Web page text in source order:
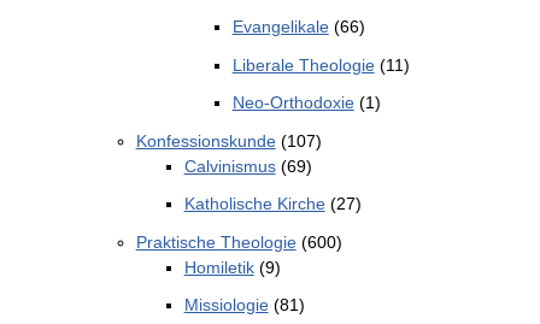
Evangelikale(66)
Liberale Theologie(11)
Neo-Orthodoxie(1)
Konfessionskunde(107)
Calvinismus(69)
Katholische Kirche(27)
Praktische Theologie(600)
Homiletik(9)
Missiologie(81)